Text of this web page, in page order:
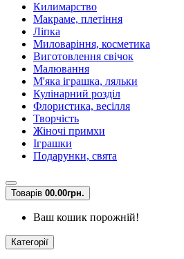
Килимарство
Макраме, плетіння
Ліпка
Миловаріння, косметика
Виготовлення свічок
Малювання
М'яка іграшка, ляльки
Кулінарний розділ
Флористика, весілля
Творчість
Жіночі примхи
Іграшки
Подарунки, свята
Товарів 00.00грн.
Ваш кошик порожній!
Категорії